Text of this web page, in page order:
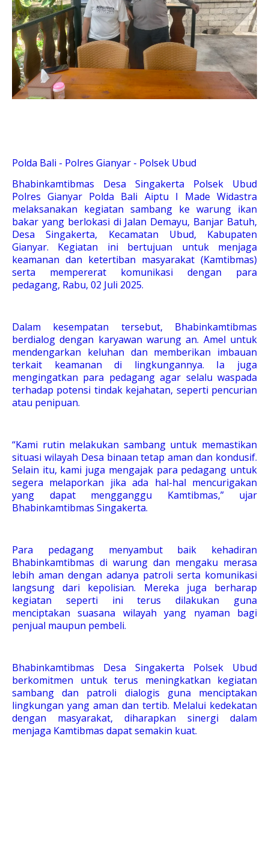
Polda Bali - Polres Gianyar - Polsek Ubud
Bhabinkamtibmas Desa Singakerta Polsek Ubud
Polres Gianyar Polda Bali Aiptu I Made Widastra
melaksanakan kegiatan sambang ke warung ikan
bakar yang berlokasi di Jalan Demayu, Banjar Batuh,
Desa Singakerta, Kecamatan Ubud, Kabupaten
Gianyar. Kegiatan ini bertujuan untuk menjaga
keamanan dan ketertiban masyarakat (Kamtibmas)
serta mempererat komunikasi dengan para
pedagang, Rabu, 02 Juli 2025.
Dalam kesempatan tersebut, Bhabinkamtibmas
berdialog dengan karyawan warung an. Amel untuk
mendengarkan keluhan dan memberikan imbauan
terkait keamanan di lingkungannya. Ia juga
mengingatkan para pedagang agar selalu waspada
terhadap potensi tindak kejahatan, seperti pencurian
atau penipuan.
“Kami rutin melakukan sambang untuk memastikan
situasi wilayah Desa binaan tetap aman dan kondusif.
Selain itu, kami juga mengajak para pedagang untuk
segera melaporkan jika ada hal-hal mencurigakan
yang dapat mengganggu Kamtibmas,” ujar
Bhabinkamtibmas Singakerta.
Para pedagang menyambut baik kehadiran
Bhabinkamtibmas di warung dan mengaku merasa
lebih aman dengan adanya patroli serta komunikasi
langsung dari kepolisian. Mereka juga berharap
kegiatan seperti ini terus dilakukan guna
menciptakan suasana wilayah yang nyaman bagi
penjual maupun pembeli.
Bhabinkamtibmas Desa Singakerta Polsek Ubud
berkomitmen untuk terus meningkatkan kegiatan
sambang dan patroli dialogis guna menciptakan
lingkungan yang aman dan tertib. Melalui kedekatan
dengan masyarakat, diharapkan sinergi dalam
menjaga Kamtibmas dapat semakin kuat.